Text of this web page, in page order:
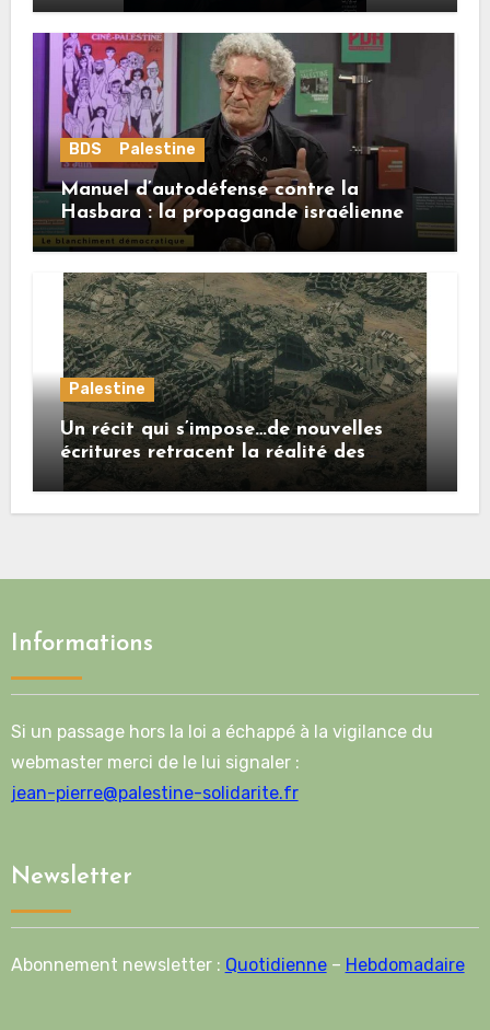
BDS Palestine
Manuel d’autodéfense contre la
Hasbara : la propagande israélienne
Palestine
Un récit qui s’impose…de nouvelles
écritures retracent la réalité des
crimes sionistes à Gaza
Informations
Si un passage hors la loi a échappé à la vigilance du
webmaster merci de le lui signaler :
jean-pierre@palestine-solidarite.fr
Newsletter
Abonnement newsletter : Quotidienne– Hebdomadaire